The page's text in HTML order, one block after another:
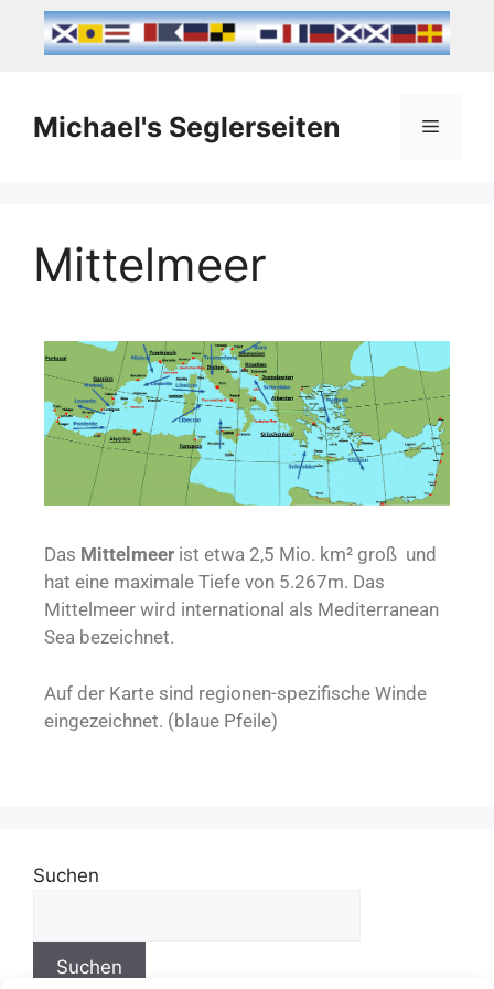
Michael's Seglerseiten
Mittelmeer
Das Mittelmeer ist etwa 2,5 Mio. km² groß und
hat eine maximale Tiefe von 5.267m. Das
Mittelmeer wird international als Mediterranean
Sea bezeichnet.
Auf der Karte sind regionen-spezifische Winde
eingezeichnet. (blaue Pfeile)
Suchen
Suchen